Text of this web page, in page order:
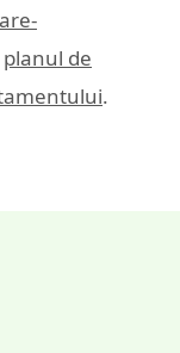
planul de
.